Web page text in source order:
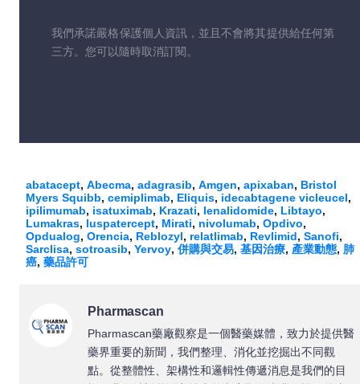
我們承諾嚴格保護個人資訊，並且不會將其提供給任何第
三方。您可以隨時取消訂閱。
abatacept, Abecma, adagrasib, Amgen, apixaban, Bristol
Myers Squibb, cemiplimab, Eliquis, idecabtagene vicleucel,
ipilimumab, isatuximab, Krazati, lenalidomide, Libtayo,
Lumakras, luspatercept, Mirati, nivolumab, Opdivo,
Opdualog, Orencia, Reblozyl, relatlimab, Revlimid, Sanofi,
Sarclisa, sotroasib, Yervoy, 併購與交易, 基因治療, 產業動態, 肺
癌, 藥品許可
Pharmascan
Pharmascan藥廠觀察是一個醫藥媒體，致力於提供醫
藥界重要的新聞，我們整理、消化並挖掘出不同觀
點。從整體性、架構性和邏輯性傳遞消息是我們的目